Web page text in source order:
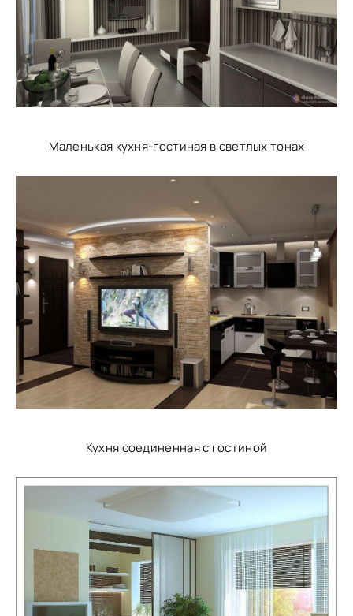
Маленькая кухня-гостиная в светлых тонах
Кухня соединенная с гостиной